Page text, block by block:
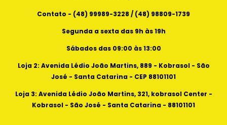
Contato - (48) 99989-3228 / (48) 98809-1739
Segunda a sexta das 9h às 19h
Sábados das 09:00 às 13:00
Loja 2: Avenida Lédio João Martins, 889 - Kobrasol - São
José - Santa Catarina - CEP 88101101
Loja 3: Avenida Lédio João Martins, 321, kobrasol Center -
Kobrasol - São José - Santa Catarina - 88101101